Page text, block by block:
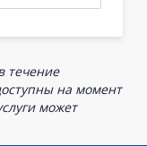
течение
на момент
может